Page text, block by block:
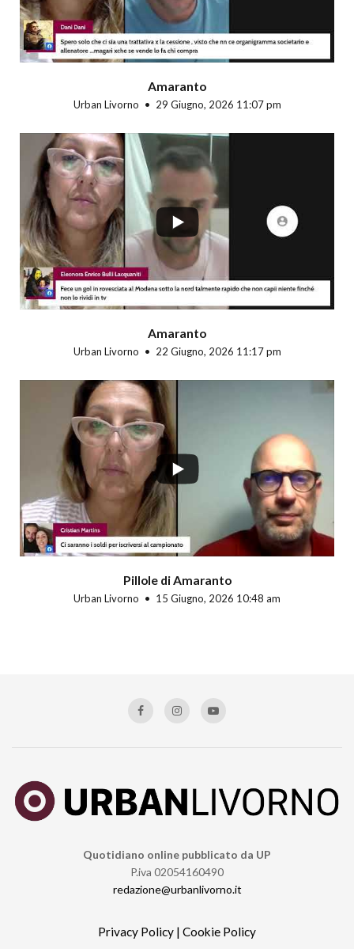
Amaranto
Urban Livorno 29 Giugno, 2026 11:07 pm
Amaranto
Urban Livorno 22 Giugno, 2026 11:17 pm
Pillole di Amaranto
Urban Livorno 15 Giugno, 2026 10:48 am
Quotidiano online pubblicato da UP
P.iva 02054160490
redazione@urbanlivorno.it
Privacy Policy | Cookie Policy